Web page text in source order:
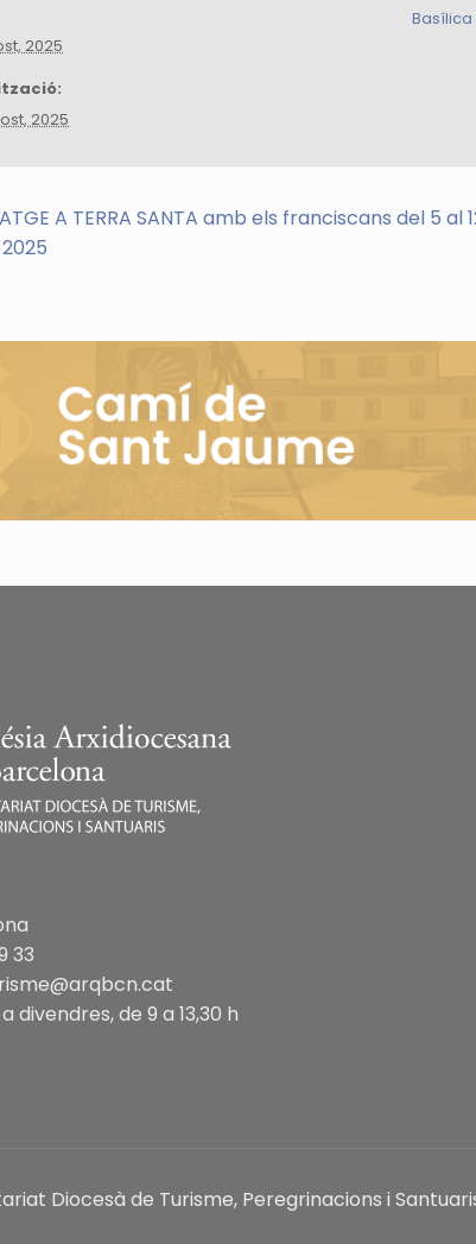
2025
2025
Basílica
A TERRA SANTA amb els franciscans del 5 al
33
divendres, de 9 a 13,30 h
Diocesà de Turisme, Peregrinacions i